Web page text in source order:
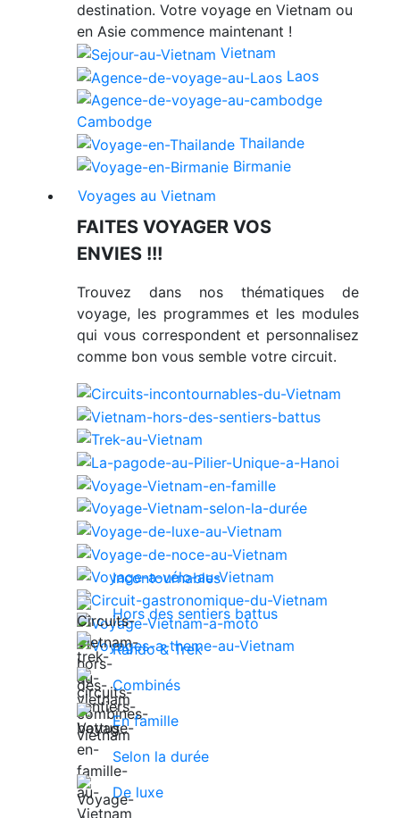
destination. Votre voyage en Vietnam ou
en Asie commence maintenant !
Vietnam
Laos
Cambodge
Thailande
Birmanie
Voyages au Vietnam
FAITES VOYAGER VOS
ENVIES !!!
Trouvez dans nos thématiques de
voyage, les programmes et les modules
qui vous correspondent et personnalisez
comme bon vous semble votre circuit.
Incontournables
Hors des sentiers battus
Rando & Trek
Combinés
En famille
Selon la durée
De luxe